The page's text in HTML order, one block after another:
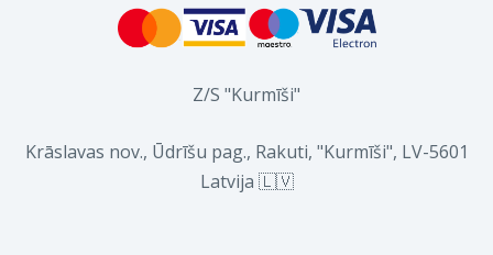
Z/S "Kurmīši"
Krāslavas nov., Ūdrīšu pag., Rakuti, "Kurmīši", LV-5601
Latvija 🇱🇻